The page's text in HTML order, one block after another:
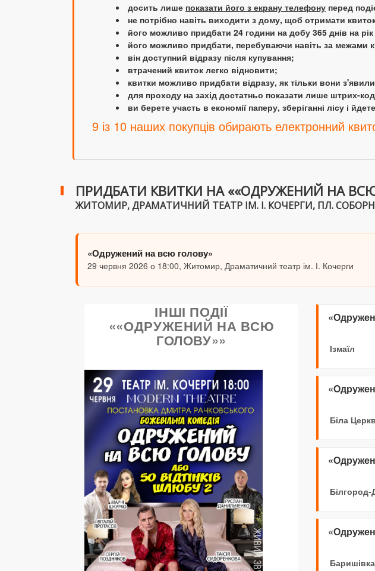
досить лише показати його з екрану телефону перед
не потрібно навіть виходити з дому, щоб отримати
його можливо придбати 24 години на добу 365 днів на
його можливо придбати, перебуваючи навіть за межами
він доступний відразу після купування;
втрачений квиток легко відновити;
квитки можливо придбати відразу, як тільки вони
для проходу на захід достатньо показати лише штрих-
ви берете участь в економії паперу, зберіганні лісу і
9 із 10 наших покупців обирають електронний
ПРИДБАТИ КВИТКИ НА ««ОДРУЖЕНИЙ НА
ЖИТОМИР, ДРАМАТИЧНИЙ ТЕАТР ІМ. І. КОЧЕРГИ, ПЛ.
«Одружений на всю голову»
29 червня 2026 о 18:00, Житомир, Драматичний театр ім. І. Кочерги
ІНШІ ПОДІЇ
««ОДРУЖЕНИЙ НА ВСЮ
ГОЛОВУ»» Ізмаїл
Біла
Білгород-
Баришівка